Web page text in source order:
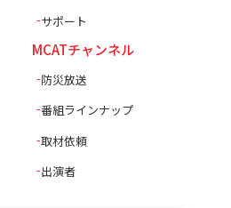
サポート
MCATチャンネル
防災放送
番組ラインナップ
取材依頼
出演者